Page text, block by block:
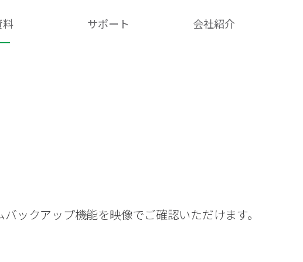
料 サポート 会社紹介​
ックアップ機能を映像でご確認いただけます。